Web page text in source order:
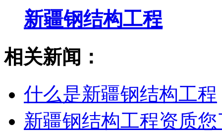
新疆钢结构工程
相关新闻：
什么是新疆钢结构工程
新疆钢结构工程资质